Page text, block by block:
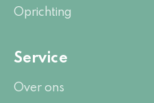
Oprichting
Service
Over ons